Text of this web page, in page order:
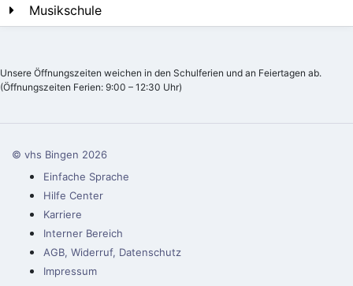
Musikschule
Unsere Öffnungszeiten weichen in den Schulferien und an Feiertagen ab.
(Öffnungszeiten Ferien: 9:00 – 12:30 Uhr)
© vhs Bingen 2026
Einfache Sprache
Hilfe Center
Karriere
Interner Bereich
AGB, Widerruf, Datenschutz
Impressum